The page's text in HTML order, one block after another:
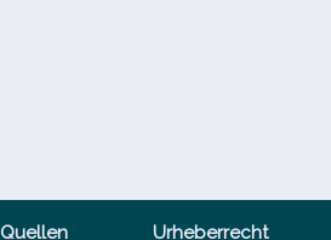
Quellen Urheberrecht